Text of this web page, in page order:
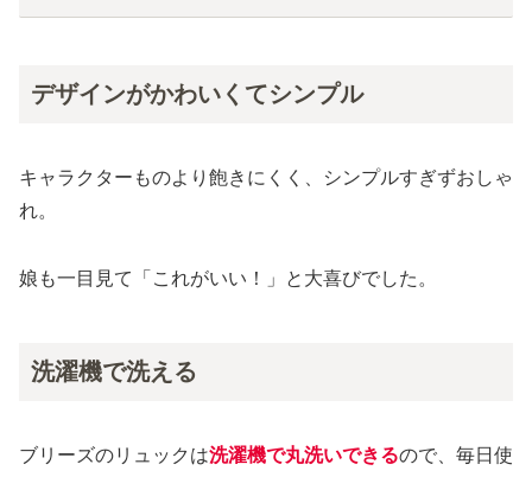
デザインがかわいくてシンプル
キャラクターものより飽きにくく、シンプルすぎずおしゃ
れ。
娘も一目見て「これがいい！」と大喜びでした。
洗濯機で洗える
ブリーズのリュックは洗濯機で丸洗いできるので、毎日使